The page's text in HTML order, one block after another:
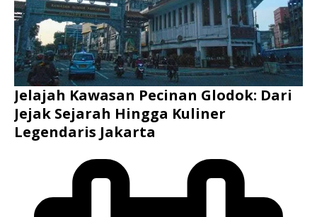
Jelajah Kawasan Pecinan Glodok: Dari
Jejak Sejarah Hingga Kuliner
Legendaris Jakarta